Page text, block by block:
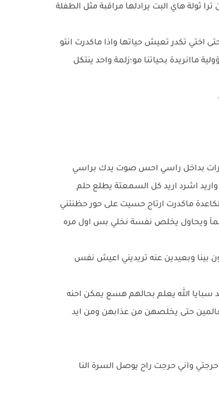
ثولة هاي البت يرادلها مراقبة مثل الطفلة
اختي تكدر تعيش حياتها واذا ماكدرت انتو
ماانريدة بحياتنا مو؛زلمة واحد ينتكل
بداخل راسي احس صوت يدك براسي
اشرد اريد كل السمعتة يطلع حلم
ماكدرت ارتاح حسيت على حور حظنتني
ويحاول يخلص نفسة نخلي بس اول مره
بينا وبعيدين عنه تريديني اعيش نفس
الله يعلم بحالهم هسع يمكن احنه
حتى يخلصهن من عذابهن ومن ايد
واني حرجت راح يوصل السرة النا